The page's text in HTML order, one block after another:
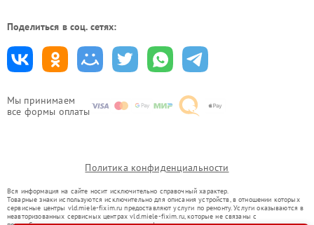
Мы принимаем
все формы оплаты
Поделиться в соц. сетях:
Политика конфиденциальности
Вся информация на сайте носит исключительно справочный характер.
Товарные знаки используются исключительно для описания устройств, в отношении которых
сервисные центры vld.miele-fixim.ru предоставляют услуги по ремонту. Услуги оказываются в
неавторизованных сервисных центрах vld.miele-fixim.ru, которые не связаны с